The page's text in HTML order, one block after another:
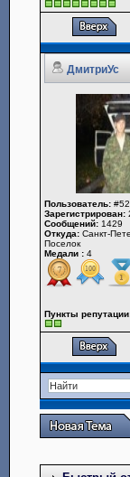
ДмитриУс
Пользователь:
Зарегистрирован:
Сообщений: 1429
Откуда: Санкт-
Поселок
Медали : 4
Пункты